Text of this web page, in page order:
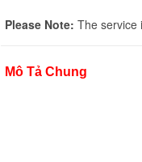
Please Note: The service
Mô Tả Chung